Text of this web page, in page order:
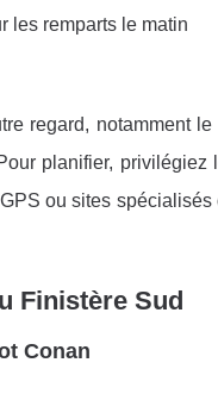
les remparts le matin
regard, notamment
planifier,
ou sites
Finistère Sud
Conan